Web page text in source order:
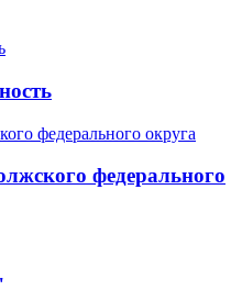
федерального